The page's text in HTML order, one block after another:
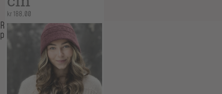
kr188,00
Relaterte
produkter